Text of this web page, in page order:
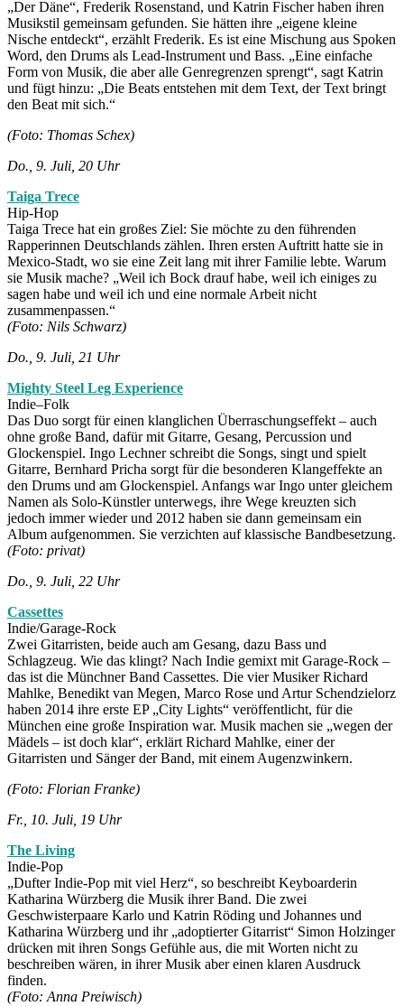
„Der Däne“, Frederik Rosenstand, und Katrin Fischer haben ihren
Musikstil gemeinsam gefunden. Sie hätten ihre „eigene kleine
Nische entdeckt“, erzählt Frederik. Es ist eine Mischung aus Spoken
Word, den Drums als Lead-Instrument und Bass. „Eine einfache
Form von Musik, die aber alle Genregrenzen sprengt“, sagt Katrin
und fügt hinzu: „Die Beats entstehen mit dem Text, der Text bringt
den Beat mit sich.“
(Foto: Thomas Schex)
Do., 9. Juli, 20 Uhr
Taiga Trece
Hip-Hop
Taiga Trece hat ein großes Ziel: Sie möchte zu den führenden
Rapperinnen Deutschlands zählen. Ihren ersten Auftritt hatte sie in
Mexico-Stadt, wo sie eine Zeit lang mit ihrer Familie lebte. Warum
sie Musik mache? „Weil ich Bock drauf habe, weil ich einiges zu
sagen habe und weil ich und eine normale Arbeit nicht
zusammenpassen.“
(Foto: Nils Schwarz)
Do., 9. Juli, 21 Uhr
Mighty Steel Leg Experience
Indie–Folk
Das Duo sorgt für einen klanglichen Überraschungseffekt – auch
ohne große Band, dafür mit Gitarre, Gesang, Percussion und
Glockenspiel. Ingo Lechner schreibt die Songs, singt und spielt
Gitarre, Bernhard Pricha sorgt für die besonderen Klangeffekte an
den Drums und am Glockenspiel. Anfangs war Ingo unter gleichem
Namen als Solo-Künstler unterwegs, ihre Wege kreuzten sich
jedoch immer wieder und 2012 haben sie dann gemeinsam ein
Album aufgenommen. Sie verzichten auf klassische Bandbesetzung.
(Foto: privat)
Do., 9. Juli, 22 Uhr
Cassettes
Indie/Garage-Rock
Zwei Gitarristen, beide auch am Gesang, dazu Bass und
Schlagzeug. Wie das klingt? Nach Indie gemixt mit Garage-Rock –
das ist die Münchner Band Cassettes. Die vier Musiker Richard
Mahlke, Benedikt van Megen, Marco Rose und Artur Schendzielorz
haben 2014 ihre erste EP „City Lights“ veröffentlicht, für die
München eine große Inspiration war. Musik machen sie „wegen der
Mädels – ist doch klar“, erklärt Richard Mahlke, einer der
Gitarristen und Sänger der Band, mit einem Augenzwinkern.
(Foto: Florian Franke)
Fr., 10. Juli, 19 Uhr
The Living
Indie-Pop
„Dufter Indie-Pop mit viel Herz“, so beschreibt Keyboarderin
Katharina Würzberg die Musik ihrer Band. Die zwei
Geschwisterpaare Karlo und Katrin Röding und Johannes und
Katharina Würzberg und ihr „adoptierter Gitarrist“ Simon Holzinger
drücken mit ihren Songs Gefühle aus, die mit Worten nicht zu
beschreiben wären, in ihrer Musik aber einen klaren Ausdruck
finden.
(Foto: Anna Preiwisch)